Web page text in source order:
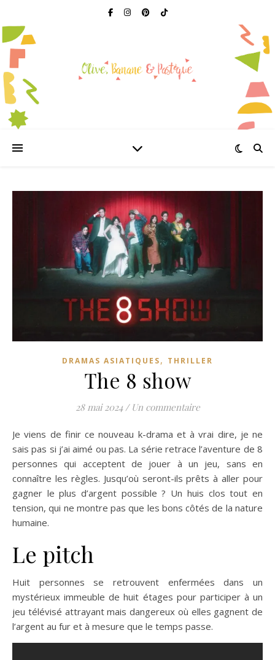
DRAMAS ASIATIQUES, THRILLER
The 8 show
28 mai 2024 / Un commentaire
Je viens de finir ce nouveau k-drama et à vrai dire, je ne
sais pas si j’ai aimé ou pas. La série retrace l’aventure de 8
personnes qui acceptent de jouer à un jeu, sans en
connaître les règles. Jusqu’où seront-ils prêts à aller pour
gagner le plus d’argent possible ? Un huis clos tout en
tension, qui ne montre pas que les bons côtés de la nature
humaine.
Le pitch
Huit personnes se retrouvent enfermées dans un
mystérieux immeuble de huit étages pour participer à un
jeu télévisé attrayant mais dangereux où elles gagnent de
l’argent au fur et à mesure que le temps passe.